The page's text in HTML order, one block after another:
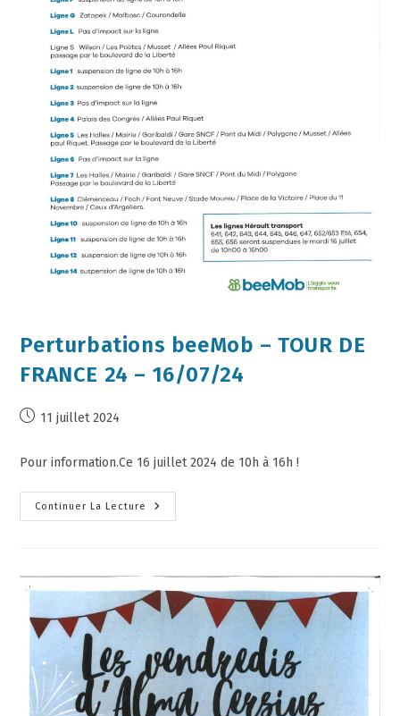
Perturbations beeMob – TOUR DE
FRANCE 24 – 16/07/24
11 juillet 2024
Pour information.Ce 16 juillet 2024 de 10h à 16h !
Continuer La Lecture